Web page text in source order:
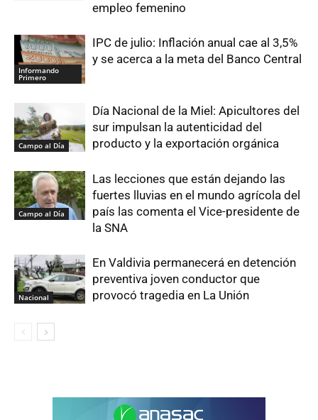
empleo femenino
Informando
Primero
IPC de julio: Inflación anual cae al 3,5%
y se acerca a la meta del Banco Central
Campo al Día
Día Nacional de la Miel: Apicultores del
sur impulsan la autenticidad del
producto y la exportación orgánica
Campo al Día
Las lecciones que están dejando las
fuertes lluvias en el mundo agrícola del
país las comenta el Vice-presidente de
la SNA
Nacional
En Valdivia permanecerá en detención
preventiva joven conductor que
provocó tragedia en La Unión